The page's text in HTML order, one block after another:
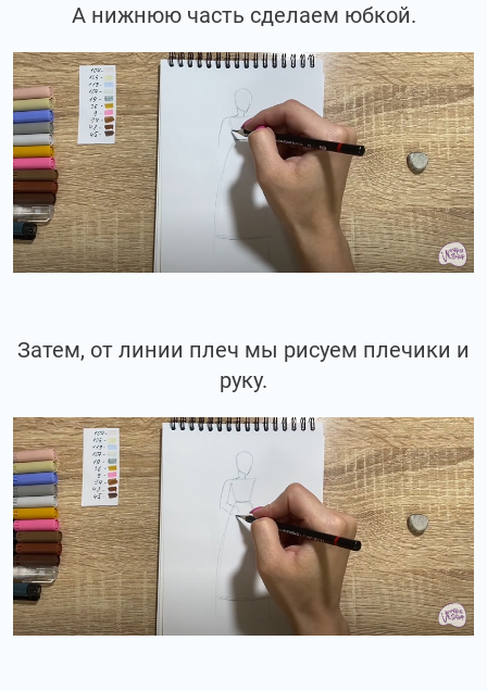
А нижнюю часть сделаем юбкой.
Затем, от линии плеч мы рисуем плечики и
руку.